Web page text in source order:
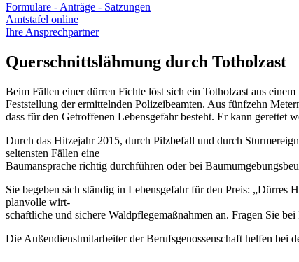
Formulare - Anträge - Satzungen
Amtstafel online
Ihre Ansprechpartner
Querschnittslähmung durch Totholzast
Beim Fällen einer dürren Fichte löst sich ein Totholzast aus
Feststellung der ermittelnden Polizeibeamten. Aus fünfzehn
dass für den Getroffenen Lebensgefahr besteht. Er kann
Durch das Hitzejahr 2015, durch Pilzbefall und durch
seltensten Fällen eine
Baumansprache richtig durchführen oder bei
Sie begeben sich ständig in Lebensgefahr für den Preis:
planvolle wirt-
schaftliche und sichere Waldpflegemaßnahmen an. Fragen Sie
Die Außendienstmitarbeiter der Berufsgenossenschaft helfen bei